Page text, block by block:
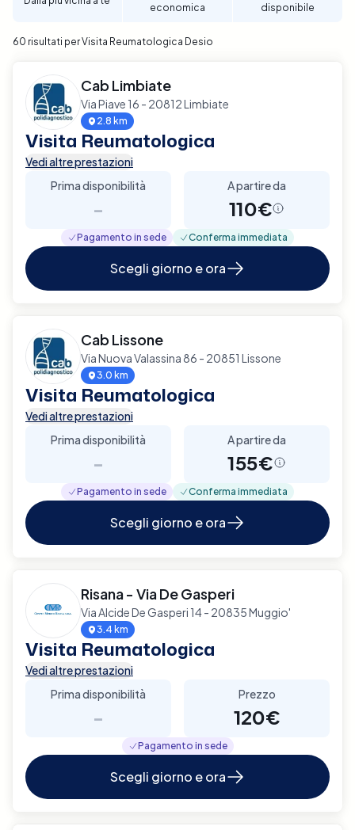
ricevere il trattamento più adeguato a Desio.
economica
disponibile
60 risultati per Visita Reumatologica Desio
Cab Limbiate
Via Piave 16 - 20812 Limbiate
2.8 km
Visita Reumatologica
Vedi altre prestazioni
Prima disponibilità
-
A partire da
110€
Pagamento in sede Conferma immediata
Scegli giorno e ora
Cab Lissone
Via Nuova Valassina 86 - 20851 Lissone
3.0 km
Visita Reumatologica
Vedi altre prestazioni
Prima disponibilità
-
A partire da
155€
Pagamento in sede Conferma immediata
Scegli giorno e ora
Risana - Via De Gasperi
Via Alcide De Gasperi 14 - 20835 Muggio'
3.4 km
Visita Reumatologica
Vedi altre prestazioni
Prima disponibilità
-
Prezzo
120€
Pagamento in sede
Scegli giorno e ora